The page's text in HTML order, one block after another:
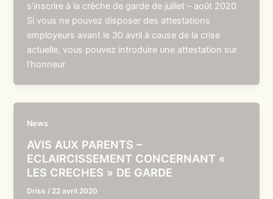
s’inscrire à la crèche de garde de juillet – août 2020
Si vous ne pouvez disposer des attestations
employeurs avant le 30 avril à cause de la crise
actuelle, vous pouvez introduire une attestation sur
l’honneur
News
AVIS AUX PARENTS –
ECLAIRCISSEMENT CONCERNANT «
LES CRECHES » DE GARDE
Driss / 22 avril 2020